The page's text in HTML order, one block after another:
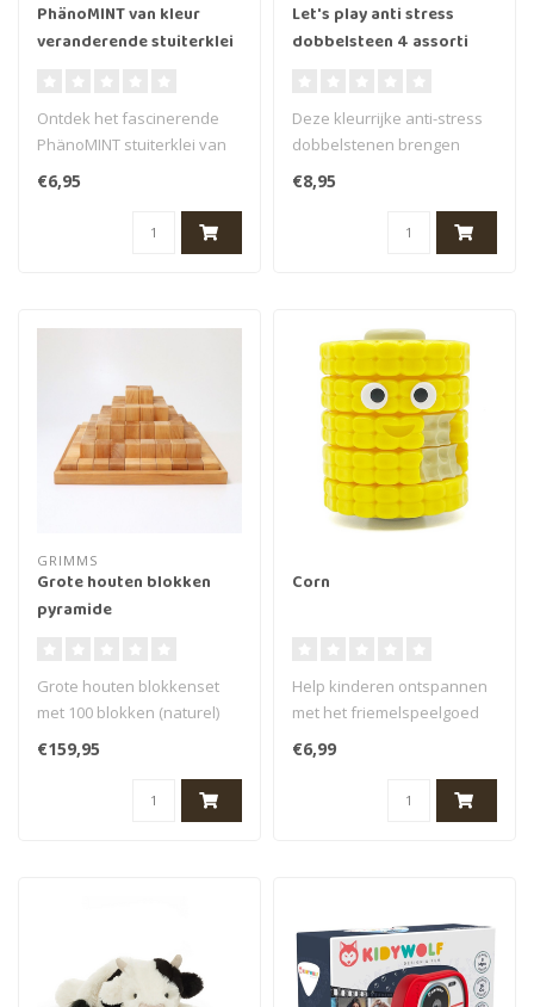
PhänoMINT van kleur
veranderende stuiterklei
Ontdek het fascinerende
PhänoMINT stuiterklei van
Moses, dat niet alleen
indruk..
€6,95
Let's play anti stress
dobbelsteen 4 assorti
Deze kleurrijke anti-stress
dobbelstenen brengen
ontspanning op elke
spelavond -..
€8,95
GRIMMS
Grote houten blokken
pyramide
Grote houten blokkenset
met 100 blokken (naturel)
van Grimms. De blokken zijn
€159,95
Corn
Help kinderen ontspannen
met het friemelspeelgoed
‘Corn’ van het merk Fidget..
€6,99